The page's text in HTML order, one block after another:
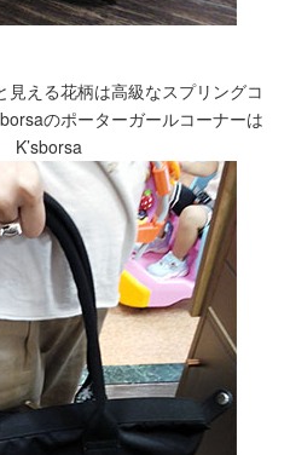
える花柄は高級なスプリングコ
のポーターガールコーナーは
K’sborsa